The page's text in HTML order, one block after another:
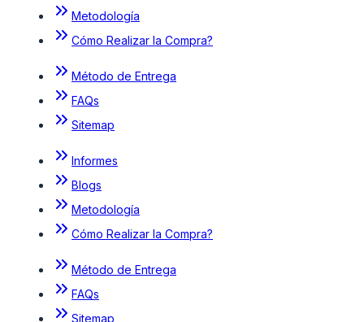
Metodología
Cómo Realizar la Compra?
Método de Entrega
FAQs
Sitemap
Informes
Blogs
Metodología
Cómo Realizar la Compra?
Método de Entrega
FAQs
Sitemap